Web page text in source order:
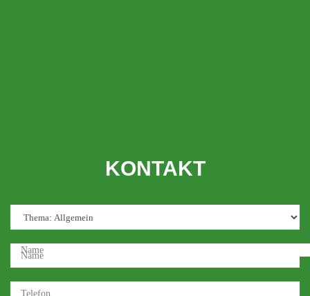
KONTAKT